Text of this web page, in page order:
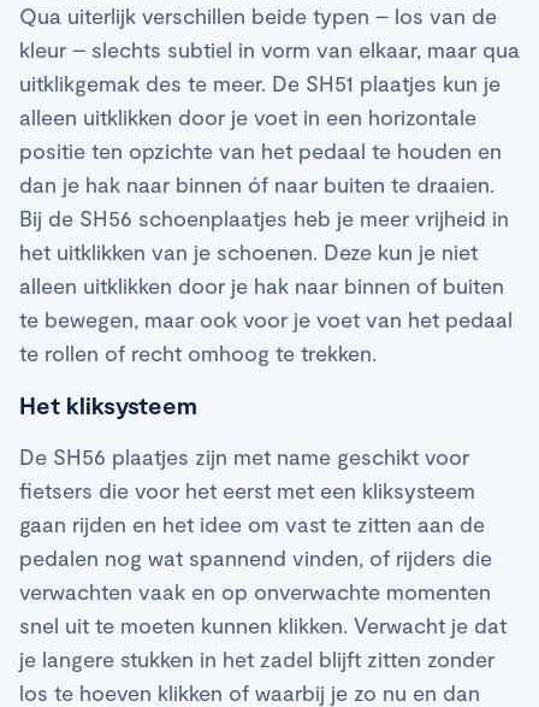
Qua uiterlijk verschillen beide typen – los van de
kleur – slechts subtiel in vorm van elkaar, maar qua
uitklikgemak des te meer. De SH51 plaatjes kun je
alleen uitklikken door je voet in een horizontale
positie ten opzichte van het pedaal te houden en
dan je hak naar binnen óf naar buiten te draaien.
Bij de SH56 schoenplaatjes heb je meer vrijheid in
het uitklikken van je schoenen. Deze kun je niet
alleen uitklikken door je hak naar binnen of buiten
te bewegen, maar ook voor je voet van het pedaal
te rollen of recht omhoog te trekken.
Het kliksysteem
De SH56 plaatjes zijn met name geschikt voor
fietsers die voor het eerst met een kliksysteem
gaan rijden en het idee om vast te zitten aan de
pedalen nog wat spannend vinden, of rijders die
verwachten vaak en op onverwachte momenten
snel uit te moeten kunnen klikken. Verwacht je dat
je langere stukken in het zadel blijft zitten zonder
los te hoeven klikken of waarbij je zo nu en dan